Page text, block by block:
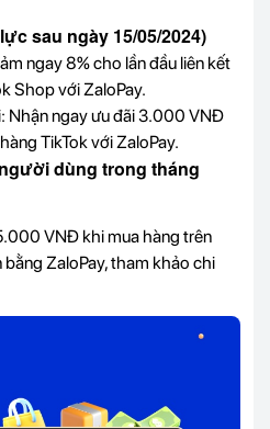
sau ngày 15/05/2024)
ngay 8% cho lần đầu liên kết
Shop với ZaloPay.
Nhận ngay ưu đãi 3.000 VNĐ
TikTok với ZaloPay.
dùng trong tháng
VNĐ khi mua hàng trên
ZaloPay, tham khảo chi